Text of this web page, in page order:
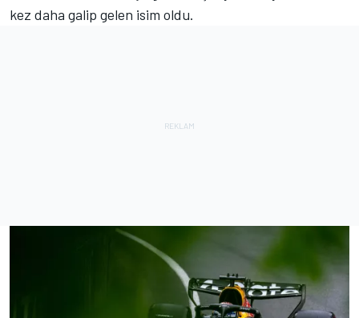
kez daha galip gelen isim oldu.